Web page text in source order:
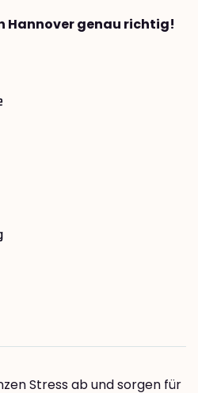
Hannover genau richtig!
Stress ab und sorgen für